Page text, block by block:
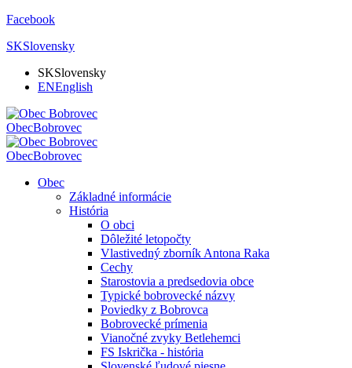
Facebook
SKSlovensky
SKSlovensky
ENEnglish
ObecBobrovec
ObecBobrovec
Obec
Základné informácie
História
O obci
Dôležité letopočty
Vlastivedný zborník Antona Raka
Cechy
Starostovia a predsedovia obce
Typické bobrovecké názvy
Poviedky z Bobrovca
Bobrovecké prímenia
Vianočné zvyky Betlehemci
FS Iskrička - história